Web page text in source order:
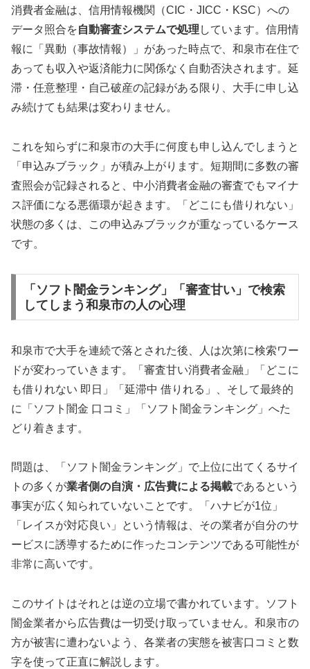
消費者金融は、信用情報機関（CIC・JICC・KSC）への
データ照合を自動審査システムで処理 しています。信用情
報に「異動（事故情報）」があった時点で、和泉市在住で
あっても収入や返済能力に関係なく自動否決されます。延
滞・任意整理・自己破産の記録がある限り、大手に申し込
み続けても結果は変わりません。
これを知らずに和泉市の大手に何度も申し込んでしまうと
「申込みブラック」が積み上がります。短期間に多数の審
査照会が記録されると、中小消費者金融の審査でもマイナ
ス評価になる悪循環が起きます。「どこにも借りれない」
状態の多くは、この申込みブラックが重なっているケース
です。
「ソフト闇金ランキング」「審査甘い」で検索
してしまう和泉市の人の心理
和泉市で大手を連続で落とされた後、人は次第に検索ワー
ドが変わっていきます。「審査甘い消費者金融」「どこに
も借りれない 即日」「延滞中 借りれる」、そして最終的
に「ソフト闇金 口コミ」「ソフト闇金ランキング」へた
どり着きます。
問題は、「ソフト闇金ランキング」で上位に出てくるサイ
トの多くが業者側の自演・広告費による掲載であるという
事実が広く知られていないことです。「ハナビが1位」
「レイスが対応良い」という情報は、その業者が自分のサ
ービスに誘導するために作ったコンテンツである可能性が
非常に高いです。
このサイトはそれとは逆の立場で書かれています。ソフト
闇金業者から広告費は一切受け取っていません。和泉市の
方が被害に遭わないよう、各業者の実態を被害口コミと数
字を使って正直に解説します。